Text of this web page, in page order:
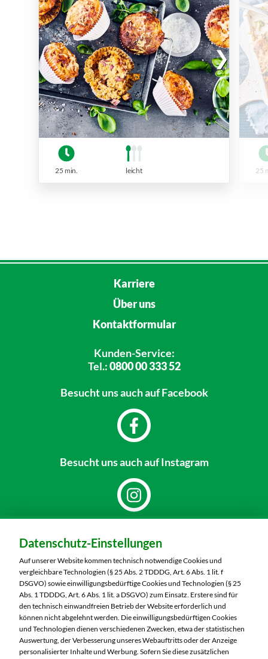
25 min. leicht 25
Karriere
Über uns
Kontaktformular
Kunden-Service:
Tel.:0800 00 333 52
Besucht unsauch auf Facebook
Besucht unsauch auf Instagram
MARKTKAUF Schweinfurt
Carl-Benz-Straße 7
97424 Schweinfurt
Telefon:09721 77040
Markt ändern
Öffnungszeiten diese Woche:
Datenschutz-Einstellungen
Auf unserer Website kommen technisch notwendige Cookies und
vergleichbare Technologien (§ 25 Abs. 2 TDDDG, Art. 6 Abs. 1 lit. f
DSGVO) sowie einwilligungsbedürftige Cookies und Technologien (§ 25
Abs. 1 TDDDG, Art. 6 Abs. 1 lit. a DSGVO) zum Einsatz. Erstere sind für
den technisch einwandfreien Betrieb der Website erforderlich und
können nicht abgelehnt werden. Die einwilligungsbedürftigen Cookies
und Technologien dienen verschiedenen Zwecken, etwa der statistischen
Auswertung, der Verbesserung unseres Webauftritts oder der Anzeige
personalisierter Inhalte und Werbung. Sofern Sie diese zusätzlichen